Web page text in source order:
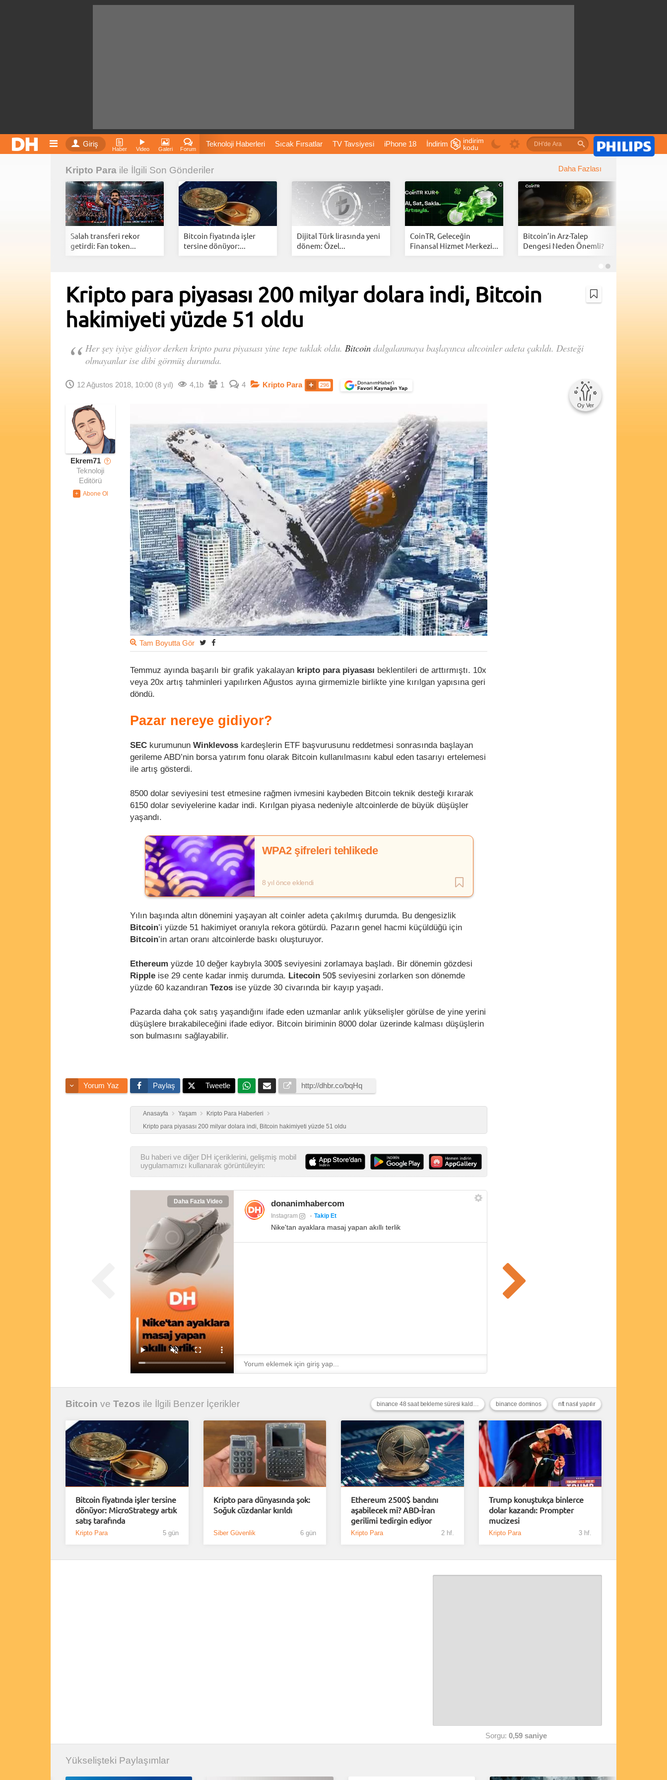
Giriş
Haber Video Galeri Forum
Teknoloji Haberleri Sıcak Fırsatlar TV Tavsiyesi iPhone 18 İndirim
Film
Fiyatları Vizyondaki Bitcoin Dizi Önerileri Telefon Önerileri
İnstagram Dondurma Çöktü Mü
indirim
kodu
Kripto Para ile İlgili Son Gönderiler Daha Fazlası
Salah transferi rekor
getirdi: Fan token...
Bitcoin fiyatında işler
tersine dönüyor:...
Dijital Türk lirasında yeni
dönem: Özel...
CoinTR, Geleceğin
Finansal Hizmet Merkezi...
Bitcoin’in Arz-Talep
Dengesi Neden Önemli?
Kripto para piyasası 200 milyar dolara indi, Bitcoin
hakimiyeti yüzde 51 oldu
Her şey iyiye gidiyor derken kripto para piyasası yine tepe taklak oldu. Bitcoin dalgalanmaya başlayınca altcoinler adeta çakıldı. Desteği
olmayanlar ise dibi görmüş durumda.
12 Ağustos 2018, 10:00 (8 yıl) 4,1b 1 4 Kripto Para 296 +DonanımHaber’i
Favori Kaynağın Yap
Oy Ver
Ekrem71 ?
Teknoloji
Editörü
Tam Boyutta Gör
Temmuz ayında başarılı bir grafik yakalayan kripto para piyasası beklentileri de arttırmıştı. 10x
veya 20x artış tahminleri yapılırken Ağustos ayına girmemizle birlikte yine kırılgan yapısına geri
döndü.
Pazar nereye gidiyor?
SEC kurumunun Winklevoss kardeşlerin ETF başvurusunu reddetmesi sonrasında başlayan
gerileme ABD’nin borsa yatırım fonu olarak Bitcoin kullanılmasını kabul eden tasarıyı ertelemesi
ile artış gösterdi.
8500 dolar seviyesini test etmesine rağmen ivmesini kaybeden Bitcoin teknik desteği kırarak
6150 dolar seviyelerine kadar indi. Kırılgan piyasa nedeniyle altcoinlerde de büyük düşüşler
yaşandı.
WPA2 şifreleri tehlikede
8 yıl önce eklendi
Yılın başında altın dönemini yaşayan alt coinler adeta çakılmış durumda. Bu dengesizlik
Bitcoin’i yüzde 51 hakimiyet oranıyla rekora götürdü. Pazarın genel hacmi küçüldüğü için
Bitcoin’in artan oranı altcoinlerde baskı oluşturuyor.
Ethereum yüzde 10 değer kaybıyla 300$ seviyesini zorlamaya başladı. Bir dönemin gözdesi
Ripple ise 29 cente kadar inmiş durumda. Litecoin 50$ seviyesini zorlarken son dönemde
yüzde 60 kazandıran Tezos ise yüzde 30 civarında bir kayıp yaşadı.
Pazarda daha çok satış yaşandığını ifade eden uzmanlar anlık yükselişler görülse de yine yerini
düşüşlere bırakabileceğini ifade ediyor. Bitcoin biriminin 8000 dolar üzerinde kalması düşüşlerin
son bulmasını sağlayabilir.
Yorum Yaz Paylaş Tweetle
Anasayfa Yaşam
Kripto Para Haberleri
Kripto para piyasası 200 milyar dolara indi, Bitcoin hakimiyeti yüzde 51 oldu
Bu haberi ve diğer DH içeriklerini, gelişmiş mobil
uygulamamızı kullanarak görüntüleyin:
Daha Fazla Video donanimhabercom
Instagram Takip Et
Nike'tan ayaklara masaj yapan akıllı terlik
Bitcoin ve Tezos ile İlgili Benzer İçerikler nft nasıl yapılır
binance dominos
binance 48 saat bekleme süresi kaldırma
Bitcoin fiyatında işler tersine
dönüyor: MicroStrategy artık
satış tarafında
Kripto Para 5 gün
Kripto para dünyasında şok:
Soğuk cüzdanlar kırıldı
Siber Güvenlik 6 gün
Ethereum 2500$ bandını
aşabilecek mi? ABD-İran
gerilimi tedirgin ediyor
Kripto Para 2 hf.
Trump konuştukça binlerce
dolar kazandı: Prompter
mucizesi
Kripto Para 3 hf.
Sorgu: 0,59 saniye
Yükselişteki Paylaşımlar